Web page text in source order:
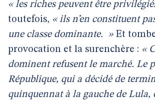
« les riches peuvent être
toutefois, « ils n’en constituent
une classe dominante. »Et
provocation et la surenchère : «
dominent refusent le marché. Le
République, qui a décidé de
quinquennat à la gauche de Lula,